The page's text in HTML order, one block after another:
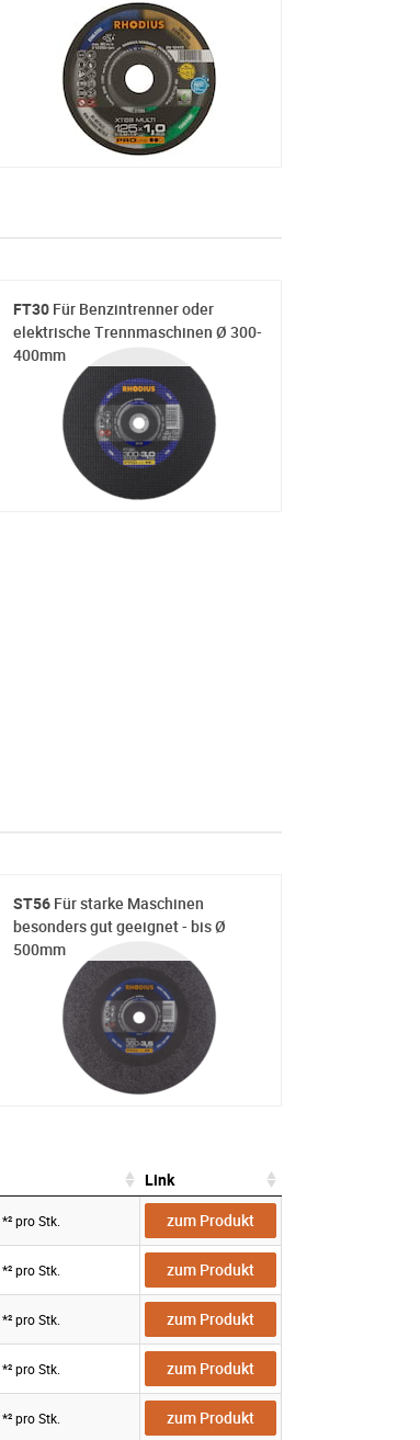
FT30Für Benzintrenner oder
elektrische Trennmaschinen Ø 300-
400mm
ST56Für starke Maschinen
besonders gut geeignet - bis Ø
500mm
Link
Link
*² pro Stk. zum Produkt
*² pro Stk. zum Produkt
*² pro Stk. zum Produkt
*² pro Stk. zum Produkt
*² pro Stk. zum Produkt